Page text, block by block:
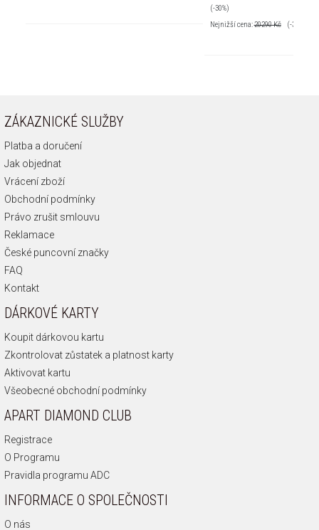
(-30%)
Nejnižší cena:20290Kč (-30%)
ZÁKAZNICKÉ SLUŽBY
Platba a doručení
Jak objednat
Vrácení zboží
Obchodní podmínky
Právo zrušit smlouvu
Reklamace
České puncovní značky
FAQ
Kontakt
DÁRKOVÉ KARTY
Koupit dárkovou kartu
Zkontrolovat zůstatek a platnost karty
Aktivovat kartu
Všeobecné obchodní podmínky
APART DIAMOND CLUB
Registrace
O Programu
Pravidla programu ADC
INFORMACE O SPOLEČNOSTI
O nás